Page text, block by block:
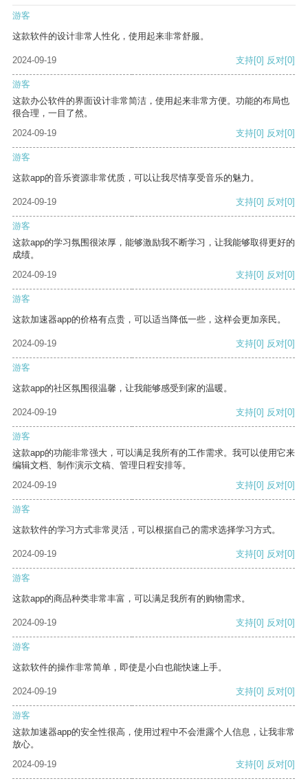
游客
这款软件的设计非常人性化，使用起来非常舒服。
2024-09-19 支持[0] 反对[0]
游客
这款办公软件的界面设计非常简洁，使用起来非常方便。功能的布局也
很合理，一目了然。
2024-09-19
支持[0] 反对[0]
游客
这款app的音乐资源非常优质，可以让我尽情享受音乐的魅力。
2024-09-19 支持[0] 反对[0]
游客
这款app的学习氛围很浓厚，能够激励我不断学习，让我能够取得更好的
成绩。
2024-09-19
支持[0] 反对[0]
游客
这款加速器app的价格有点贵，可以适当降低一些，这样会更加亲民。
2024-09-19 支持[0] 反对[0]
游客
这款app的社区氛围很温馨，让我能够感受到家的温暖。
2024-09-19 支持[0] 反对[0]
游客
这款app的功能非常强大，可以满足我所有的工作需求。我可以使用它来
编辑文档、制作演示文稿、管理日程安排等。
2024-09-19
支持[0] 反对[0]
游客
这款软件的学习方式非常灵活，可以根据自己的需求选择学习方式。
2024-09-19 支持[0] 反对[0]
游客
这款app的商品种类非常丰富，可以满足我所有的购物需求。
2024-09-19 支持[0] 反对[0]
游客
这款软件的操作非常简单，即使是小白也能快速上手。
2024-09-19 支持[0] 反对[0]
游客
这款加速器app的安全性很高，使用过程中不会泄露个人信息，让我非常
放心。
2024-09-19
支持[0] 反对[0]